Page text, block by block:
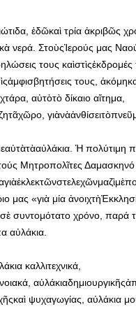
ἐδῶκαὶ τρία ἀκριβῶς
νερά. ΣτοὺςἹερούς μας
τους καὶστὶςἐκδρομές
τους,
αὐτὸτὸ δίκαιο αἴτημα,
Ἡ
Μητροπολῖτες Δαμασκηνό
«γιὰ μία
συντομότατο χρόνο, παρά
αὐλάκια.
καλλιτεχνικά,
ψυχαγωγίας, αὐλάκια